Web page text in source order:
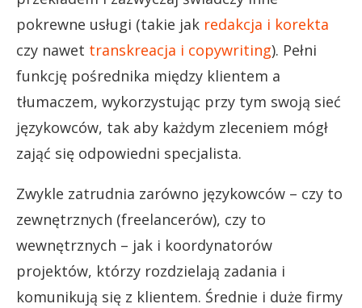
pokrewne usługi (takie jak redakcja i korekta
czy nawet transkreacja i copywriting). Pełni
funkcję pośrednika między klientem a
tłumaczem, wykorzystując przy tym swoją sieć
językowców, tak aby każdym zleceniem mógł
zająć się odpowiedni specjalista.
Zwykle zatrudnia zarówno językowców – czy to
zewnętrznych (freelancerów), czy to
wewnętrznych – jak i koordynatorów
projektów, którzy rozdzielają zadania i
komunikują się z klientem. Średnie i duże firmy